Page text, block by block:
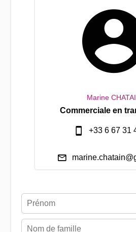
Marine
Commerciale en
+33 6 67 31